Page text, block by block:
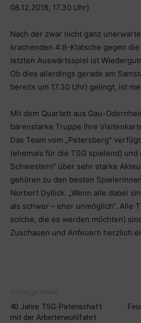
08.12.2018, 17.30 Uhr)
Nach der zwar nicht ganz
krachenden 4:8-Klatsche gegen
letzten Auswärtsspiel ist
Ob dies allerdings gerade am
bereits um 17.30 Uhr) gelingt, ist
Mit dem Quartett aus Gau-
bärenstarke Truppe ihre
Das Team vom „Petersberg“
(ehemals für die TSG spielend) und
Schwestern“ über sehr starke
gehören zu den besten
Norbert Dyllick. „Wenn alle dabei
als schwer – eher unmöglich“. Alle
solche, die es werden möchten)
Zuschauen und Anfeuern herzlich
40 Jahre TSG-Patenschaft
mit der Arbeiterwohlfahrt